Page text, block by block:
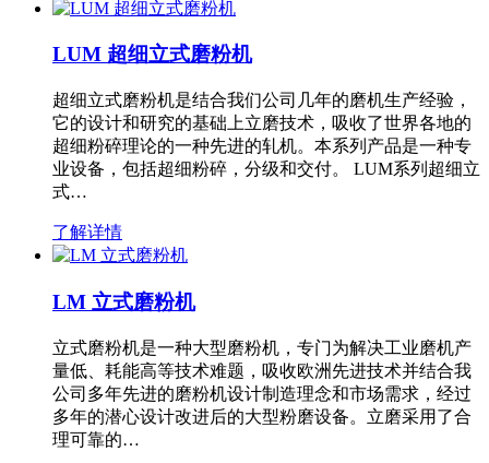
LUM 超细立式磨粉机
超细立式磨粉机是结合我们公司几年的磨机生产经验，
它的设计和研究的基础上立磨技术，吸收了世界各地的
超细粉碎理论的一种先进的轧机。本系列产品是一种专
业设备，包括超细粉碎，分级和交付。 LUM系列超细立
式…
了解详情
LM 立式磨粉机
立式磨粉机是一种大型磨粉机，专门为解决工业磨机产
量低、耗能高等技术难题，吸收欧洲先进技术并结合我
公司多年先进的磨粉机设计制造理念和市场需求，经过
多年的潜心设计改进后的大型粉磨设备。立磨采用了合
理可靠的…